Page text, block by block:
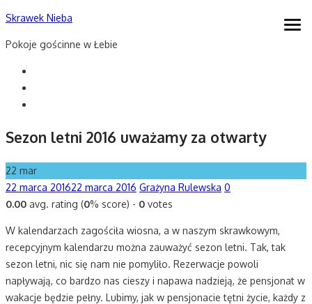
Skip
content
Skrawek Nieba
Pokoje gościnne w Łebie
open
Sezon letni 2016 uważamy za otwarty
22 mar
Posted
on
22 marca 201622 marca 2016 Author
Grażyna Rulewska 0
0.00 avg. rating (0% score) - 0 votes
W kalendarzach zagościła wiosna, a w naszym skrawkowym,
recepcyjnym kalendarzu można zauważyć sezon letni. Tak, tak
sezon letni, nic się nam nie pomyliło. Rezerwacje powoli
napływają, co bardzo nas cieszy i napawa nadzieją, że pensjonat w
wakacje będzie pełny. Lubimy, jak w pensjonacie tętni życie, każdy z